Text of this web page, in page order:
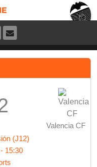
Valencia CF
(J12)
15:30